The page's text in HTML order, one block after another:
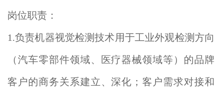
岗位职责：
1.负责机器视觉检测技术用于工业外观检测方向
（汽车零部件领域、医疗器械领域等）的品牌
客户的商务关系建立、深化；客户需求对接和